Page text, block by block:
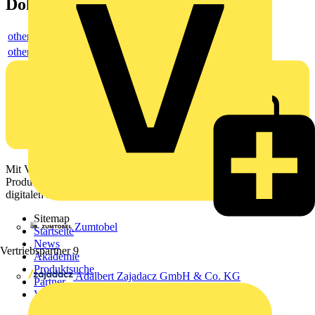
Zumtobel
Vertriebspartner 9
Adalbert Zajadacz GmbH & Co. KG
Dokumente
others
others
Mit Voltimum erhalten Elektrofachkräfte Zugang zu Branchennews,
Produktinformationen, Schulungen und Tools – alles auf einer
digitalen Plattform und Community.
Sitemap
Startseite
News
Akademie
Produktsuche
Partner
Voltimum+